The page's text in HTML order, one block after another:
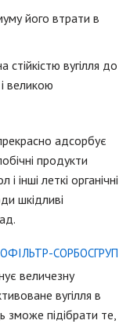
його втрати в
вугілля до
великою
адсорбує
продукти
інші леткі органічні
шкідливі
СОРБОСГРУП
величезну
вугілля в
зможе підібрати те,